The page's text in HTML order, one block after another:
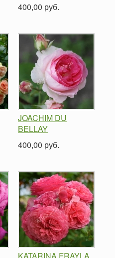
400,00 руб.
JOACHIM DU
BELLAY
400,00 руб.
KATARINA FRAYLA